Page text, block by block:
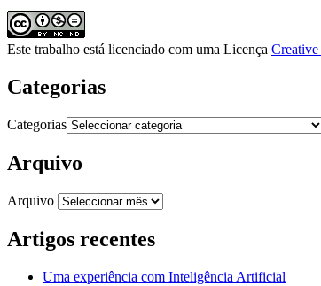
Este trabalho está licenciado com uma Licença
Categorias
Categorias
Arquivo
Arquivo
Artigos recentes
Uma experiência com Inteligência Artificial